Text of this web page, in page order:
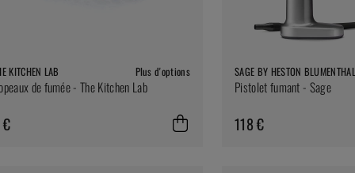
KITCHEN LAB Plus d'options
de fumée - The Kitchen Lab
SAGE BY HESTON BLUMENTHAL
Pistolet fumant - Sage
118 €